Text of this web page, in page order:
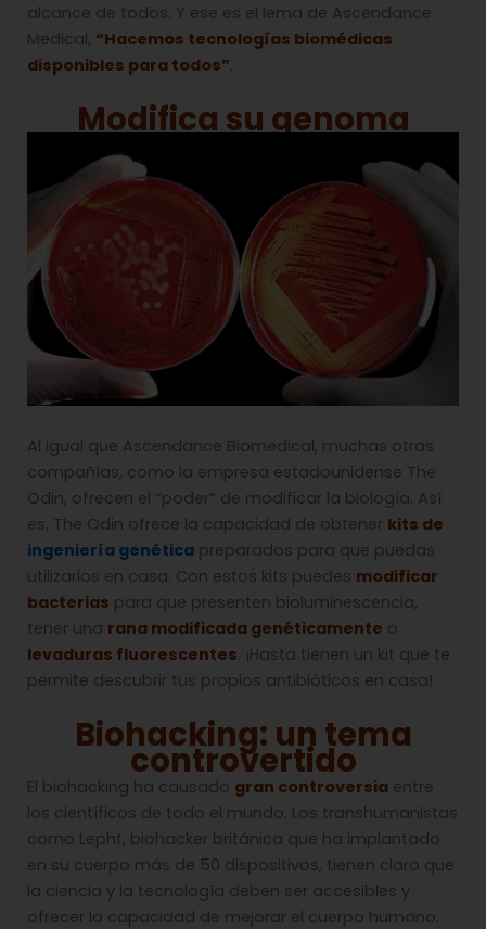
alcance de todos. Y ese es el lema de Ascendance
Medical, “Hacemos tecnologías biomédicas
disponibles para todos”.
Modifica su genoma
Al igual que Ascendance Biomedical, muchas otras
compañías, como la empresa estadounidense The
Odin, ofrecen el “poder” de modificar la biología. Así
es, The Odin ofrece la capacidad de obtener kits de
ingeniería genética preparados para que puedas
utilizarlos en casa. Con estos kits puedes modificar
bacterias para que presenten bioluminescencia,
tener una rana modificada genéticamente o
levaduras fluorescentes. ¡Hasta tienen un kit que te
permite descubrir tus propios antibióticos en casa!
Biohacking: un tema
controvertido
El biohacking ha causado gran controversia entre
los científicos de todo el mundo. Los transhumanistas
como Lepht, biohacker británica que ha implantado
en su cuerpo más de 50 dispositivos, tienen claro que
la ciencia y la tecnología deben ser accesibles y
ofrecer la capacidad de mejorar el cuerpo humano.